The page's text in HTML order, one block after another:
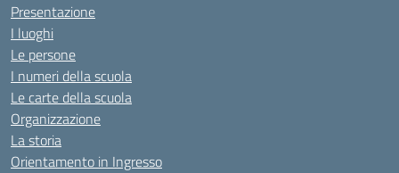
Presentazione
I luoghi
Le persone
I numeri della scuola
Le carte della scuola
Organizzazione
La storia
Orientamento in Ingresso